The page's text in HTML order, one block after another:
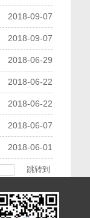
2018-09-07
2018-09-07
2018-06-29
2018-06-22
2018-06-22
2018-06-07
2018-06-01
跳转到